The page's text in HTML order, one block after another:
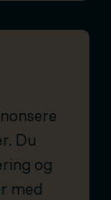
Du
og
med